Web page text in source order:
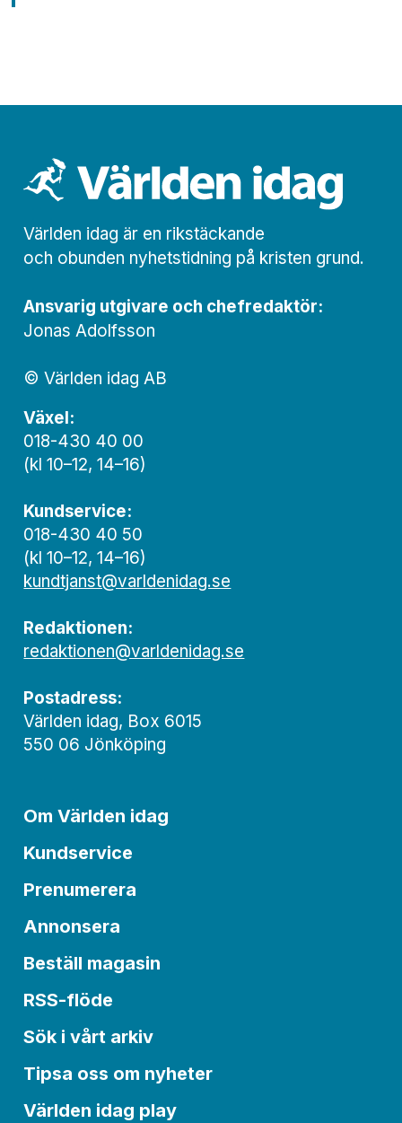
Världen idag är en rikstäckande
och obunden nyhets­­­tidning på kristen grund.
Ansvarig utgivare och chef­redaktör:
Jonas Adolfsson
© Världen idag AB
Växel:
018-430 40 00
(kl 10–12, 14–16)
Kundservice:
018-430 40 50
(kl 10–12, 14–16)
kundtjanst@varldenidag.se
Redaktionen:
redaktionen@varldenidag.se
Postadress:
Världen idag, Box 6015
550 06 Jönköping
Om Världen idag
Kundservice
Prenumerera
Annonsera
Beställ magasin
RSS-flöde
Sök i vårt arkiv
Tipsa oss om nyheter
Världen idag play